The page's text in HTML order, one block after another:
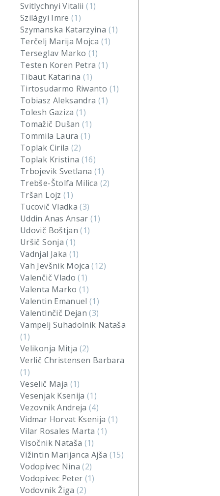
Svitlychnyi Vitalii(1)
Szilágyi Imre(1)
Szymanska Katarzyina (1)
Terčelj Marija Mojca (1)
Terseglav Marko (1)
Testen Koren Petra (1)
Tibaut Katarina (1)
Tirtosudarmo Riwanto (1)
Tobiasz Aleksandra (1)
Tolesh Gaziza(1)
Tomažič Dušan(1)
Tommila Laura(1)
Toplak Cirila(2)
Toplak Kristina (16)
Trbojevik Svetlana (1)
Trebše-Štolfa Milica (2)
Tršan Lojz (1)
Tucovič Vladka(3)
Uddin Anas Ansar(1)
Udovič Boštjan(1)
Uršič Sonja(1)
Vadnjal Jaka (1)
Vah Jevšnik Mojca(12)
Valenčič Vlado(1)
Valenta Marko(1)
Valentin Emanuel(1)
Valentinčič Dejan(3)
Vampelj Suhadolnik Nataša
(1)
Velikonja Mitja (2)
Verlič Christensen Barbara
(1)
Veselič Maja (1)
Vesenjak Ksenija(1)
Vezovnik Andreja(4)
Vidmar Horvat Ksenija (1)
Vilar Rosales Marta(1)
Visočnik Nataša (1)
Vižintin Marijanca Ajša (15)
Vodopivec Nina(2)
Vodopivec Peter (1)
Vodovnik Žiga(2)